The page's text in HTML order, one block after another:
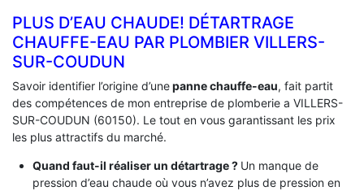
PLUS D’EAU CHAUDE! DÉTARTRAGE
CHAUFFE-EAU PAR PLOMBIER VILLERS-
SUR-COUDUN
Savoir identifier l’origine d’unepanne chauffe-eau, fait partit
des compétences de mon entreprise de plomberie a VILLERS-
SUR-COUDUN (60150). Le tout en vous garantissant les prix
les plus attractifs du marché.
Quand faut-il réaliser un détartrage ? Un manque de
pression d’eau chaude où vous n’avez plus de pression en